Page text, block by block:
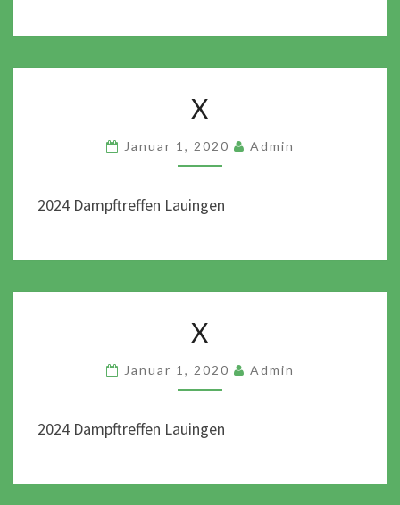
X
Januar 1, 2020 Admin
2024 Dampftreffen Lauingen
X
Januar 1, 2020 Admin
2024 Dampftreffen Lauingen